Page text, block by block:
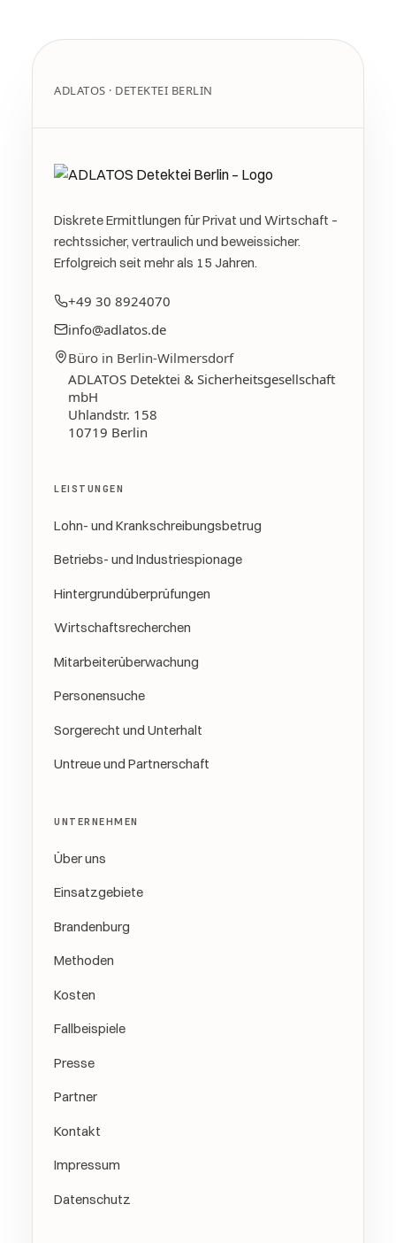
ADLATOS · DETEKTEI BERLIN
Diskrete Ermittlungen für Privat und Wirtschaft –
rechtssicher, vertraulich und beweissicher.
Erfolgreich seit mehr als 15 Jahren.
+49 30 8924070
info@adlatos.de
Büro in Berlin-Wilmersdorf
ADLATOS Detektei & Sicherheitsgesellschaft
mbH
Uhlandstr. 158
10719 Berlin
LEISTUNGEN
Lohn- und Krankschreibungsbetrug
Betriebs- und Industriespionage
Hintergrundüberprüfungen
Wirtschaftsrecherchen
Mitarbeiterüberwachung
Personensuche
Sorgerecht und Unterhalt
Untreue und Partnerschaft
UNTERNEHMEN
Über uns
Einsatzgebiete
Brandenburg
Methoden
Kosten
Fallbeispiele
Presse
Partner
Kontakt
Impressum
Datenschutz